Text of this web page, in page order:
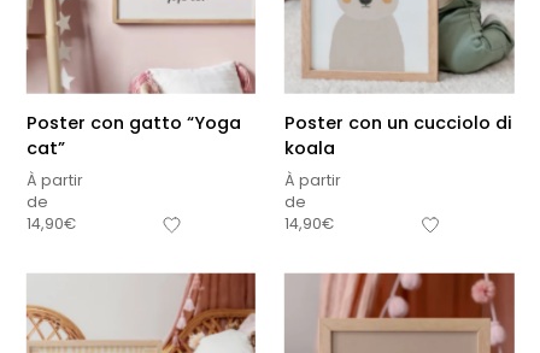
Poster con gatto “Yoga
cat”
À partir
de
14,90€
Poster con un cucciolo di
koala
À partir
de
14,90€